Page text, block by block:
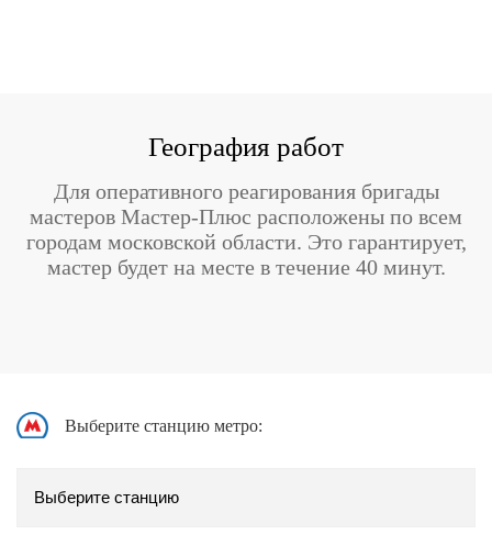
География работ
Для оперативного реагирования бригады
мастеров Мастер-Плюс расположены по всем
городам московской области. Это гарантирует,
мастер будет на месте в течение 40 минут.
Выберите станцию метро: